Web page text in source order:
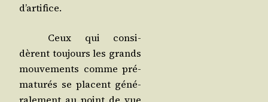
d’artifice.
Ceux qui consi­
dèrent tou­jours les grands
mou­ve­ments comme pré­
ma­tu­rés se placent géné­